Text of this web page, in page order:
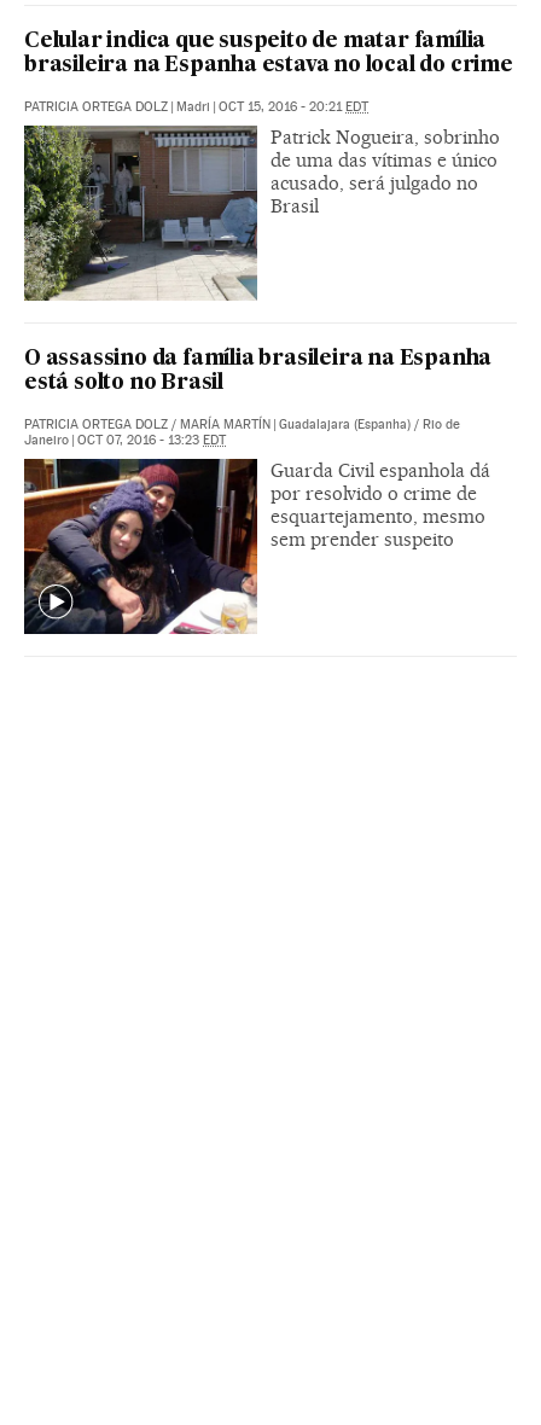
Celular indica que suspeito de matar família
brasileira na Espanha estava no local do crime
PATRICIA ORTEGA DOLZ Madri OCT 15, 2016 - 20:21 EDT
Patrick Nogueira, sobrinho
de uma das vítimas e único
acusado, será julgado no
Brasil
O assassino da família brasileira na Espanha
está solto no Brasil
PATRICIA ORTEGA DOLZ / MARÍA MARTÍN
Guadalajara (Espanha) / Rio de
Janeiro OCT 07, 2016 - 13:23 EDT
Guarda Civil espanhola dá
por resolvido o crime de
esquartejamento, mesmo
sem prender suspeito